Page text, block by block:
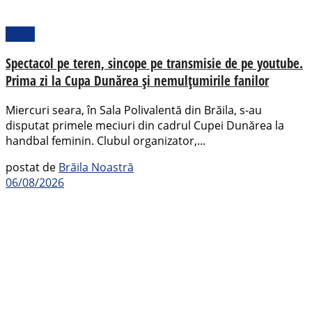
Spectacol pe teren, sincope pe transmisie de pe youtube.
Prima zi la Cupa Dunărea și nemulțumirile fanilor
Miercuri seara, în Sala Polivalentă din Brăila, s-au
disputat primele meciuri din cadrul Cupei Dunărea la
handbal feminin. Clubul organizator,...
postat de Brăila Noastră
06/08/2026